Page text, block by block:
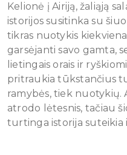
Kelionė į Airiją, žaliąją
istorijos susitinka su
tikras nuotykis
garsėjanti savo gamta,
lietingais orais ir
pritraukia tūkstančius
ramybės, tiek nuotykių.
atrodo lėtesnis, tačiau
turtinga istorija